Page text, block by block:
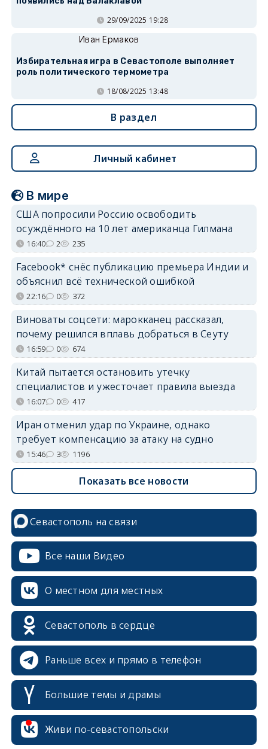
29/09/2025 19:28
Иван Ермаков
Избирательная игра в Севастополе выполняет
роль политического термометра
18/08/2025 13:48
В раздел
Личный кабинет
В мире
США попросили Россию освободить
осуждённого на 10 лет американца Гилмана
16:40 2 235
Facebook* снёс публикацию премьера Индии и
объяснил всё технической ошибкой
22:16 0 372
Виноваты соцсети: марокканец рассказал,
почему решился вплавь добраться в Сеуту
16:59 0 674
Китай пытается остановить утечку
специалистов и ужесточает правила выезда
16:07 0 417
Иран отменил удар по Украине, однако
требует компенсацию за атаку на судно
15:46 3 1196
Показать все новости
Севастополь на связи
Все наши Видео
О местном для местных
Севастополь в сердце
Раньше всех и прямо в телефон
Большие темы и драмы
Живи по-севастопольски